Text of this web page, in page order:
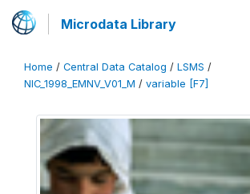
Microdata Library
Home / Central Data Catalog / LSMS /
NIC_1998_EMNV_V01_M / variable [F7]